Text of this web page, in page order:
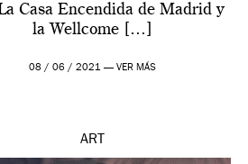
Casa Encendida de Madrid y
la Wellcome […]
08 / 06 / 2021 —VER MÁS
ART